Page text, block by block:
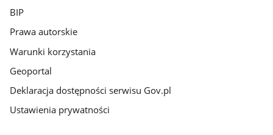
BIP
Prawa autorskie
Warunki korzystania
Geoportal
Deklaracja dostępności serwisu Gov.pl
Ustawienia prywatności